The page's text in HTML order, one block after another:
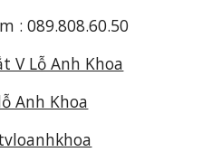
: 089.808.60.50
V Lỗ Anh Khoa
Anh Khoa